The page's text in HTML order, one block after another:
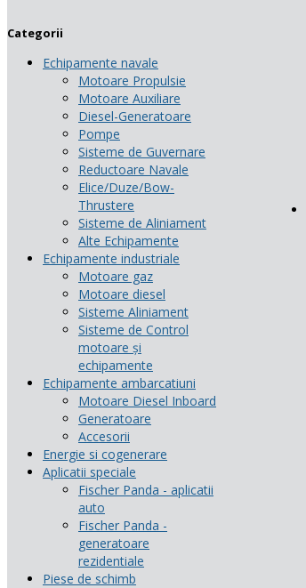
Categorii
Echipamente navale
Motoare Propulsie
Motoare Auxiliare
Diesel-Generatoare
Pompe
Sisteme de Guvernare
Reductoare Navale
Elice/Duze/Bow-
Thrustere
Sisteme de Aliniament
Alte Echipamente
Echipamente industriale
Motoare gaz
Motoare diesel
Sisteme Aliniament
Sisteme de Control
motoare și
echipamente
Echipamente ambarcatiuni
Motoare Diesel Inboard
Generatoare
Accesorii
Energie si cogenerare
Aplicatii speciale
Fischer Panda - aplicatii
auto
Fischer Panda -
generatoare
rezidentiale
Piese de schimb